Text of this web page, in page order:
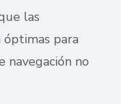
las
óptimas para
navegación no